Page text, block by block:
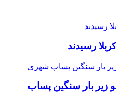
رسیدند
زیر بار سنگین پساب